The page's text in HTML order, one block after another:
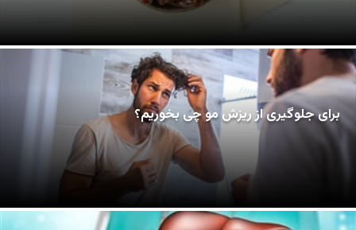
برای جلوگیری از ریزش مو چی بخوریم؟